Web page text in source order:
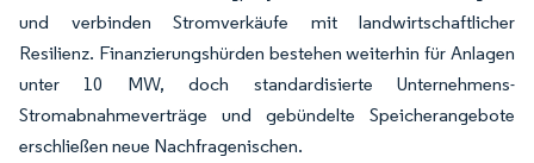
und verbinden Stromverkäufe mit landwirtschaftlicher
Resilienz. Finanzierungshürden bestehen weiterhin für Anlagen
unter 10 MW, doch standardisierte Unternehmens-
Stromabnahmeverträge und gebündelte Speicherangebote
erschließen neue Nachfragenischen.